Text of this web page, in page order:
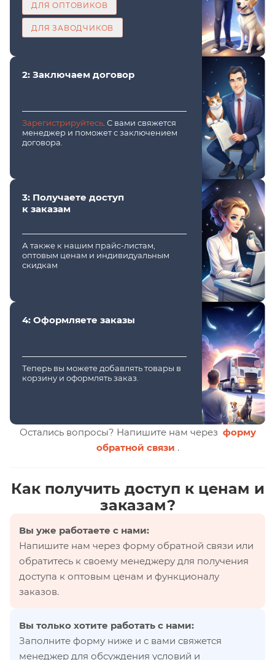
ДЛЯ ОПТОВИКОВ
ДЛЯ ЗАВОДЧИКОВ
2: Заключаем договор
Зарегистрируйтесь . С вами свяжется
менеджер и поможет с заключением
договора.
3: Получаете доступ
к заказам
А также к нашим прайс-листам,
оптовым ценам и индивидуальным
скидкам
4: Оформляете заказы
Теперь вы можете добавлять товары в
корзину и оформлять заказ.
Остались вопросы? Напишите нам через форму
обратной связи .
Как получить доступ к ценам и
заказам?
Вы уже работаете с нами:
Напишите нам через форму обратной связи или
обратитесь к своему менеджеру для получения
доступа к оптовым ценам и функционалу
заказов.
Вы только хотите работать с нами:
Заполните форму ниже и с вами свяжется
менеджер для обсуждения условий и